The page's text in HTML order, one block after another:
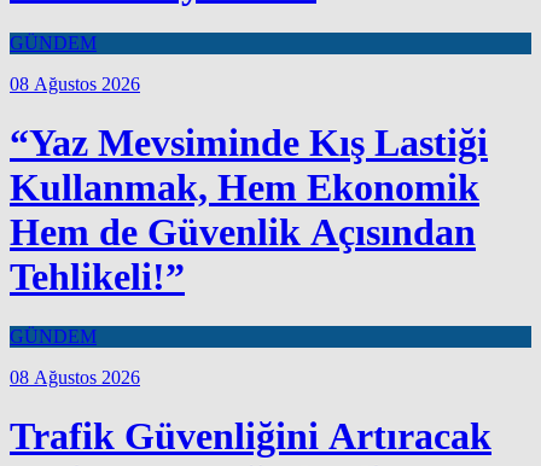
GÜNDEM
08 Ağustos 2026
“Yaz Mevsiminde Kış Lastiği
Kullanmak, Hem Ekonomik
Hem de Güvenlik Açısından
Tehlikeli!”
GÜNDEM
08 Ağustos 2026
Trafik Güvenliğini Artıracak